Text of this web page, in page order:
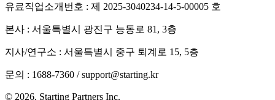
유료직업소개번호 : 제 2025-3040234-14-5-00005 호
본사 : 서울특별시 광진구 능동로 81, 3층
지사/연구소 : 서울특별시 중구 퇴계로 15, 5층
문의 : 1688-7360 / support@starting.kr
© 2026, Starting Partners Inc.